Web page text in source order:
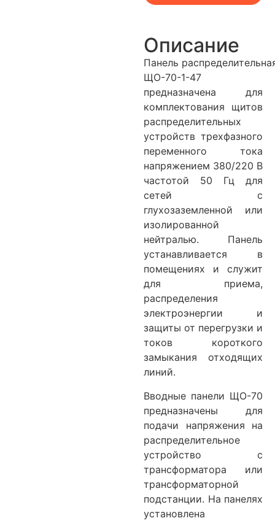
Описание
Панель
ЩО-70-1-47
предназначена для
комплектования щитов
распределительных
устройств трехфазного
переменного тока
напряжением 380/220 В
частотой 50 Гц для
сетей с
глухозаземленной или
изолированной
нейтралью. Панель
устанавливается в
помещениях и служит
для приема,
распределения
электроэнергии и
защиты от перегрузки и
токов короткого
замыкания отходящих
линий.
Вводные панели ЩО-70
предназначены для
подачи напряжения на
распределительное
устройство с
трансформатора или
трансформаторной
подстанции. На панелях
установлена